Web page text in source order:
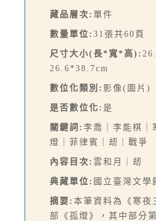
藏品層次: 單件
數量單位: 31張共60頁
尺寸大小(長*寬*高):
26.6*38.7cm
數位化類別: 影像(圖片)
是否數位化: 是
關鍵詞: 李喬｜李能棋｜
燈｜菲律賓｜刼｜戰爭
內容目次: 雲和月｜刼
典藏單位: 國立臺灣文學
摘要: 本筆資料為《寒夜
部《孤燈》，其中部分